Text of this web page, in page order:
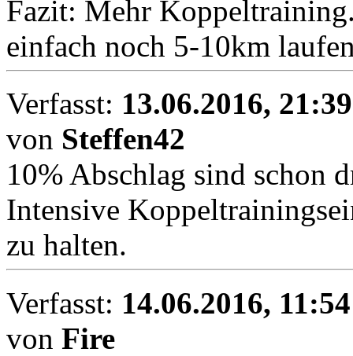
Fazit: Mehr
einfach noch 5-10km
Verfasst: 13.06.2016, 21:39
von Steffen42
10% Abschlag sind schon
Intensive
zu halten.
Verfasst: 14.06.2016, 11:54
von Fire